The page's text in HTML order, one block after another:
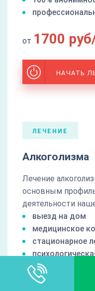
от 1700
НАЧАТЬ
ЛЕЧЕНИЕ
Алкоголизма
Лечение
основным
деятельности
выезд на дом
медицинское
стационарное
Дополнительно:
гарантия